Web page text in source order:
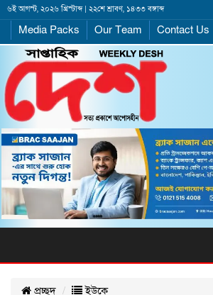
৬ই আগস্ট, ২০২৬ খ্রিস্টাব্দ | ২২শে শ্রাবণ, ১৪৩৩ বঙ্গাব্দ
Media Packs Our Team Contact Us
প্রচ্ছদ
ইউকে